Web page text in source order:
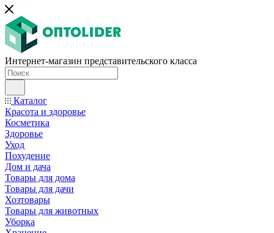
Интернет-магазин представительского класса
Каталог
Красота и здоровье
Косметика
Здоровье
Уход
Похудение
Дом и дача
Товары для дома
Товары для дачи
Хозтовары
Товары для животных
Уборка